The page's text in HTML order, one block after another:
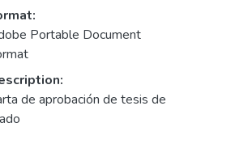
Portable Document
de aprobación de tesis de